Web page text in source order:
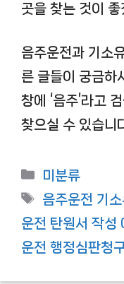
곳을 찾는 것이
음주운전과 기소
른 글들이 궁금하
창에 ‘음주’라고
찾으실 수 있습니
카
테
리
미분류
태
그
음주운전 기소
운전 탄원서 작성
운전 행정심판청